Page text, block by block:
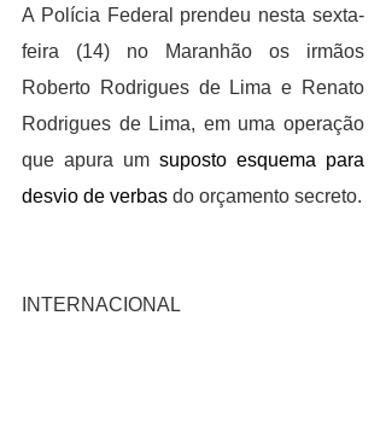
A Polícia Federal prendeu nesta sexta-
feira (14) no Maranhão os irmãos
Roberto Rodrigues de Lima e Renato
Rodrigues de Lima, em uma operação
que apura um suposto esquema para
desvio de verbas do orçamento secreto.
INTERNACIONAL